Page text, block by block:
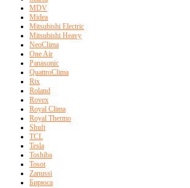
MDV
Midea
Mitsubishi Electric
Mitsubishi Heavy
NeoClima
One Air
Panasonic
QuattroClima
Rix
Roland
Rovex
Royal Clima
Royal Thermo
Shuft
TCL
Tesla
Toshiba
Tosot
Zanussi
Бирюса